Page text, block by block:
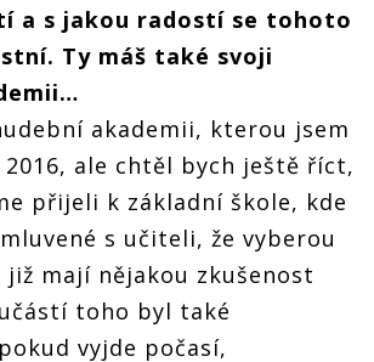
a s jakou radostí se tohoto
Ty máš také svoji
akademii, kterou jsem
ale chtěl bych ještě říct,
přijeli k základní škole, kde
s učiteli, že vyberou
mají nějakou zkušenost
toho byl také
vyjde počasí,